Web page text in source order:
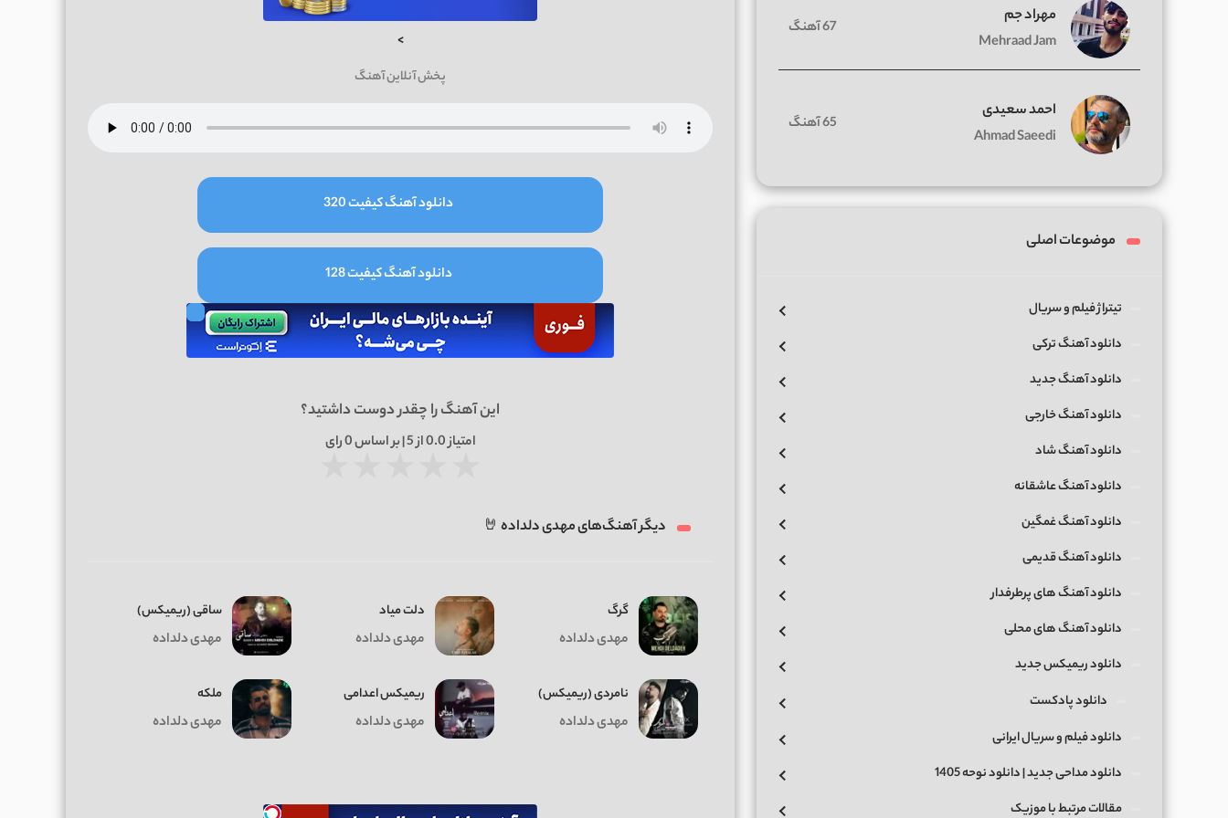
>
پخش آنلاین آهنگ
دانلود آهنگ کیفیت 320
دانلود آهنگ کیفیت 128
این آهنگ را چقدر دوست داشتید؟
امتیاز0.0از 5 | بر اساس 0رای
دیگر آهنگ‌های مهدی دلداده 🤘
گرگ
مهدی دلداده
دلت میاد
مهدی دلداده
ساقی (ریمیکس)
مهدی دلداده
نامردی (ریمیکس)
مهدی دلداده
ریمیکس اعدامی
مهدی دلداده
ملکه
مهدی دلداده
مهراد جم
Mehraad Jam
67 آهنگ
احمد سعیدی
Ahmad Saeedi
65 آهنگ
موضوعات اصلی
تیتراژ فیلم و سریال
دانلود آهنگ ترکی
دانلود آهنگ جدید
دانلود آهنگ خارجی
دانلود آهنگ شاد
دانلود آهنگ عاشقانه
دانلود آهنگ غمگین
دانلود آهنگ قدیمی
دانلود آهنگ های پرطرفدار
دانلود آهنگ های محلی
دانلود ریمیکس جدید
دانلود پادکست
دانلود فیلم و سریال ایرانی
دانلود مداحی جدید | دانلود نوحه 1405
مقالات مرتبط با موزیک